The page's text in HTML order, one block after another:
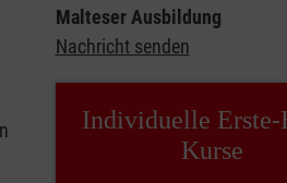
Malteser Ausbildung
Nachricht senden
Individuelle
Kurse